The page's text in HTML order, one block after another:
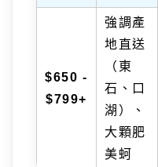
$650 -
$799+
強調產
地直送
（東
石、口
湖）、
大顆肥
美蚵